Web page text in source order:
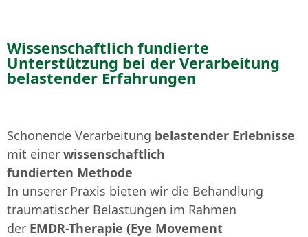
Wissenschaftlich fundierte
Unterstützung bei der Verarbeitung
belastender Erfahrungen
Schonende Verarbeitung belastender Erlebnisse
mit einer wissenschaftlich
fundierten Methode
In unserer Praxis bieten wir die Behandlung
traumatischer Belastungen im Rahmen
der EMDR-Therapie (Eye Movement